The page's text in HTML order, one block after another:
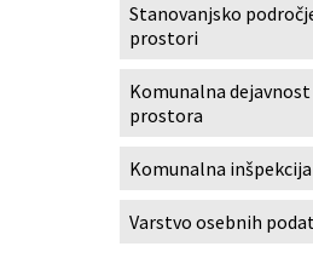
Stanovanjsko
prostori
Komunalna
prostora
Komunalna inšpekcija
Varstvo osebnih